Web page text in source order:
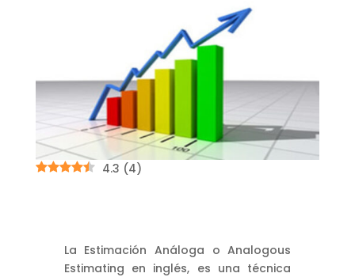
4.3 (4)
La Estimación Análoga o Analogous
Estimating en inglés, es una técnica